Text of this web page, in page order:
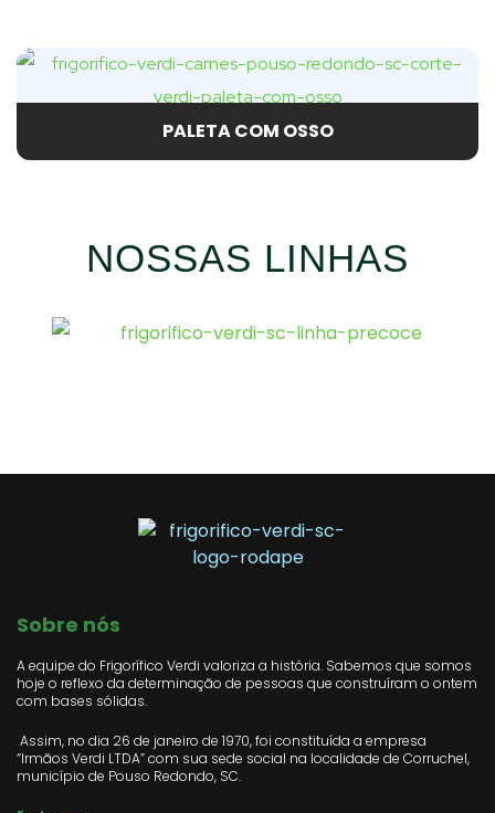
PALETA COM OSSO
NOSSAS LINHAS
Sobre nós
A equipe do Frigorífico Verdi valoriza a história. Sabemos que somos
hoje o reflexo da determinação de pessoas que construíram o ontem
com bases sólidas.
Assim, no dia 26 de janeiro de 1970, foi constituída a empresa
“Irmãos Verdi LTDA” com sua sede social na localidade de Corruchel,
município de Pouso Redondo, SC.